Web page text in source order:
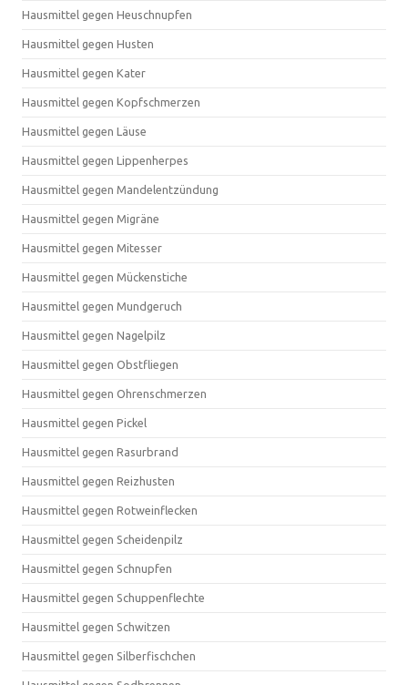
Hausmittel gegen Heuschnupfen
Hausmittel gegen Husten
Hausmittel gegen Kater
Hausmittel gegen Kopfschmerzen
Hausmittel gegen Läuse
Hausmittel gegen Lippenherpes
Hausmittel gegen Mandelentzündung
Hausmittel gegen Migräne
Hausmittel gegen Mitesser
Hausmittel gegen Mückenstiche
Hausmittel gegen Mundgeruch
Hausmittel gegen Nagelpilz
Hausmittel gegen Obstfliegen
Hausmittel gegen Ohrenschmerzen
Hausmittel gegen Pickel
Hausmittel gegen Rasurbrand
Hausmittel gegen Reizhusten
Hausmittel gegen Rotweinflecken
Hausmittel gegen Scheidenpilz
Hausmittel gegen Schnupfen
Hausmittel gegen Schuppenflechte
Hausmittel gegen Schwitzen
Hausmittel gegen Silberfischchen